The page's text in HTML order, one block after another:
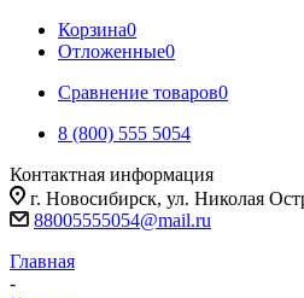
Корзина0
Отложенные0
Сравнение товаров0
8 (800) 555 5054
Контактная информация
г. Новосибирск, ул. Николая
88005555054@mail.ru
Главная
-